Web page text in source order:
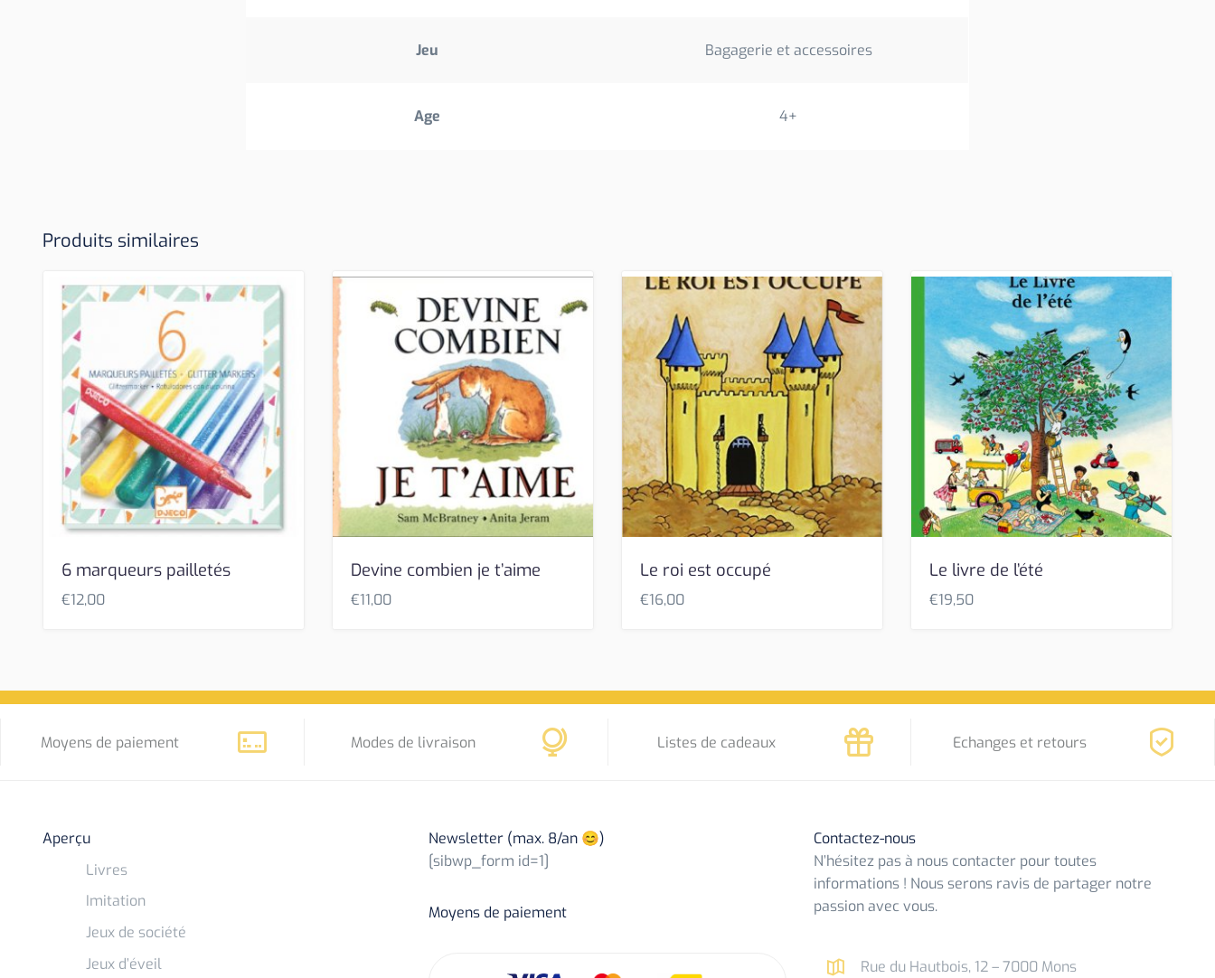
Jeu Bagagerie et accessoires
Age 4+
Produits similaires
6 marqueurs pailletés
€12,00
Devine combien je t’aime
€11,00
Le roi est occupé
€16,00
Le livre de l’été
€19,50
Moyens de paiement Modes de livraison Listes de cadeaux Echanges et retours
Aperçu
Livres
Imitation
Jeux de société
Jeux d’éveil
Newsletter (max. 8/an 😊)
[sibwp_form id=1]
Moyens de paiement
Contactez-nous
N’hésitez pas à nous contacter pour toutes
informations ! Nous serons ravis de partager notre
passion avec vous.
Rue du Hautbois, 12 – 7000 Mons